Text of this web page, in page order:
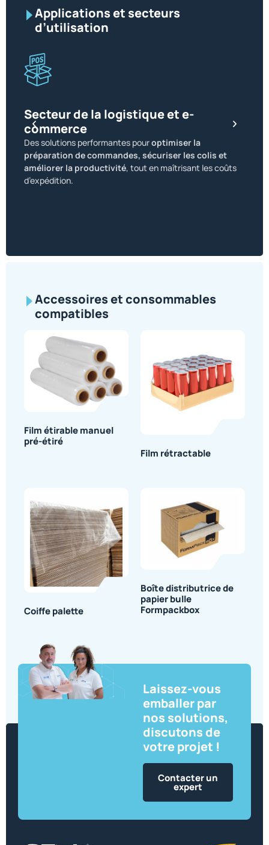
Applications et secteurs
d’utilisation
Secteur de la logistique et e-
commerce
Des solutions performantes pouroptimiser la
préparation de commandes, sécuriser les colis et
améliorer la productivité, tout en maîtrisant les coûts
d’expédition.
Accessoires et consommables
compatibles
Film étirable manuel
pré-étiré
Film rétractable
Coiffe palette
Boîte distributrice de
papier bulle
Formpackbox
Laissez-vous
emballer par
nos solutions,
discutons de
votre projet !
Contacter un
expert